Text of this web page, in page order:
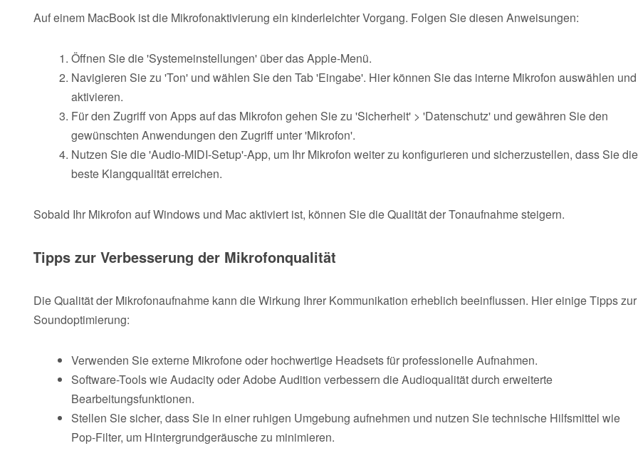
Auf einem MacBook ist die Mikrofonaktivierung ein kinderleichter Vorgang. Folgen Sie diesen Anweisungen:
Öffnen Sie die 'Systemeinstellungen' über das Apple-Menü.
Navigieren Sie zu 'Ton' und wählen Sie den Tab 'Eingabe'. Hier können Sie das interne Mikrofon auswählen und
aktivieren.
Für den Zugriff von Apps auf das Mikrofon gehen Sie zu 'Sicherheit' > 'Datenschutz' und gewähren Sie den
gewünschten Anwendungen den Zugriff unter 'Mikrofon'.
Nutzen Sie die 'Audio-MIDI-Setup'-App, um Ihr Mikrofon weiter zu konfigurieren und sicherzustellen, dass Sie die
beste Klangqualität erreichen.
Sobald Ihr Mikrofon auf Windows und Mac aktiviert ist, können Sie die Qualität der Tonaufnahme steigern.
Tipps zur Verbesserung der Mikrofonqualität
Die Qualität der Mikrofonaufnahme kann die Wirkung Ihrer Kommunikation erheblich beeinflussen. Hier einige Tipps zur
Soundoptimierung:
Verwenden Sie externe Mikrofone oder hochwertige Headsets für professionelle Aufnahmen.
Software-Tools wie Audacity oder Adobe Audition verbessern die Audioqualität durch erweiterte
Bearbeitungsfunktionen.
Stellen Sie sicher, dass Sie in einer ruhigen Umgebung aufnehmen und nutzen Sie technische Hilfsmittel wie
Pop-Filter, um Hintergrundgeräusche zu minimieren.